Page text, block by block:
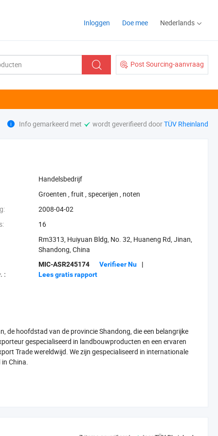
Inloggen Doe mee Nederlands
Post Sourcing-aanvraag
Info gemarkeerd met wordt geverifieerd doorTÜV Rheinland
Handelsbedrijf
‪Groenten‬ ,‪fruit‬ ,‪specerijen‬ , ‪noten‬
2008-04-02
16
Rm3313, Huiyuan Bldg, No. 32, Huaneng Rd, Jinan,
Shandong, China
:
MIC-ASR245174 Verifieer Nu
|
Lees gratis rapport
de hoofdstad van de provincie Shandong, die een belangrijke
gespecialiseerd in landbouwproducten en een ervaren
Trade wereldwijd. We zijn gespecialiseerd in internationale
China.
knoflook, gember, ui, aardappel, wortel, kool, bevroren